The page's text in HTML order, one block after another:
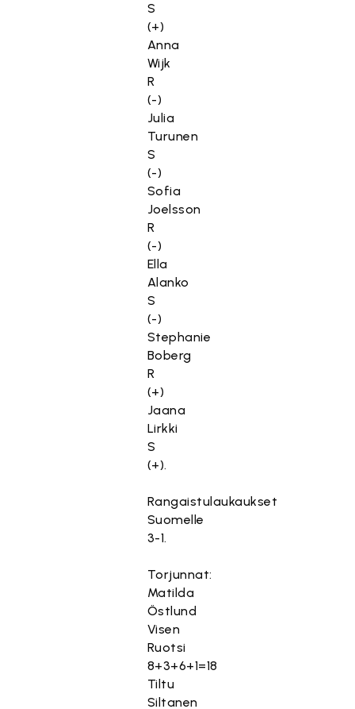
S
(+)
Anna
Wijk
R
(-)
Julia
Turunen
S
(-)
Sofia
Joelsson
R
(-)
Ella
Alanko
S
(-)
Stephanie
Boberg
R
(+)
Jaana
Lirkki
S
(+).
Rangaistulaukaukset
Suomelle
3-1.
Torjunnat:
Matilda
Östlund
Visen
Ruotsi
8+3+6+1=18
Tiltu
Siltanen